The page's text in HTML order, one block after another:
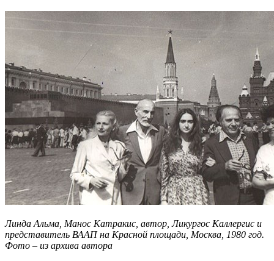
Линда Альма, Манос Катракис, автор, Ликургос Каллергис и
представитель ВААП на Красной площади, Москва, 1980 год.
Фото – из архива автора